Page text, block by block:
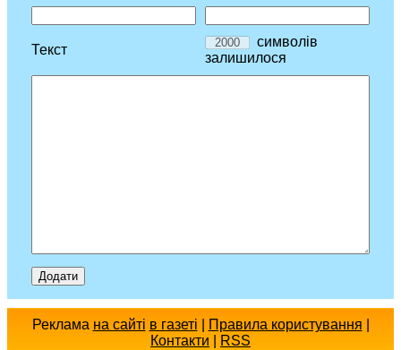
Текст
символів
залишилося
Реклама на сайті в газеті Правила користування
Контакти
RSS